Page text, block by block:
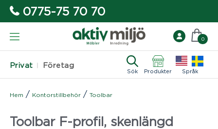
0775-75 70 70
Privat Företag
Sök Produkter Språk
0
Hem / Kontorstillbehör / Toolbar
Toolbar F-profil, skenlängd